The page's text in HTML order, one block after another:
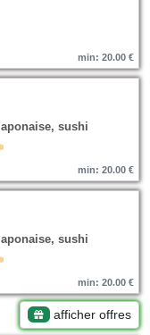
min: 20.00 €
sushi
min: 20.00 €
sushi
min: 20.00 €
afficher offres